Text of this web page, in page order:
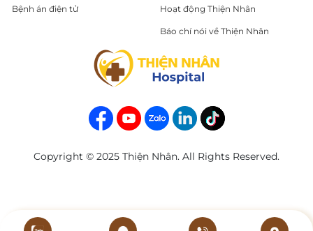
Bệnh án điện tử Hoạt động Thiện Nhân
Báo chí nói về Thiện Nhân
Copyright © 2025 Thiện Nhân. All Rights Reserved.